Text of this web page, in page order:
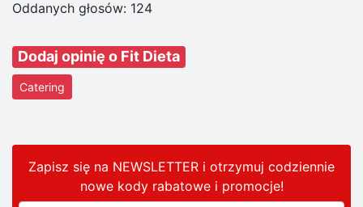
Oddanych głosów: 124
Dodaj opinię o Fit Dieta
Catering
Zapisz się na NEWSLETTER i otrzymuj codziennie
nowe kody rabatowei promocje!